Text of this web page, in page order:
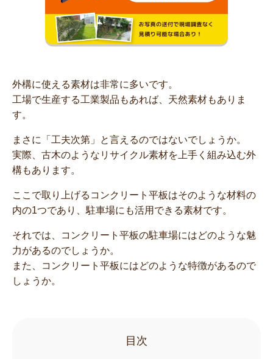
外構に使える素材は非常に多いです。
工場で生産する工業製品もあれば、天然素材もありま
す。
まさに「工夫次第」と言えるのではないでしょうか。
実際、古木のようなリサイクル素材を上手く組み込む外
構もあります。
ここで取り上げるコンクリート平板はそのような材料の
内の1つであり、駐車場にも活用できる素材です。
それでは、コンクリート平板の駐車場にはどのような魅
力があるのでしょうか。
また、コンクリート平板にはどのような特徴があるので
しょうか。
目次